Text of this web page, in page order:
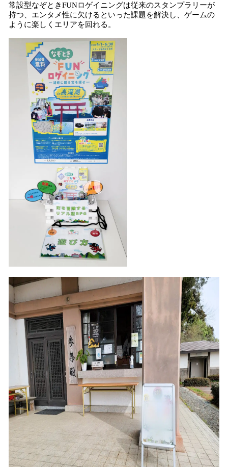
常設型なぞときFUNロゲイニングは従来のスタンプラリーが
持つ、エンタメ性に欠けるといった課題を解決し、ゲームの
ように楽しくエリアを回れる。